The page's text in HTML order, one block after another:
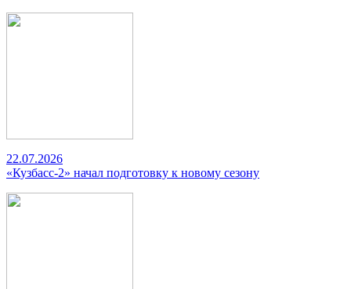
22.07.2026
«Кузбасс-2» начал подготовку к новому сезону